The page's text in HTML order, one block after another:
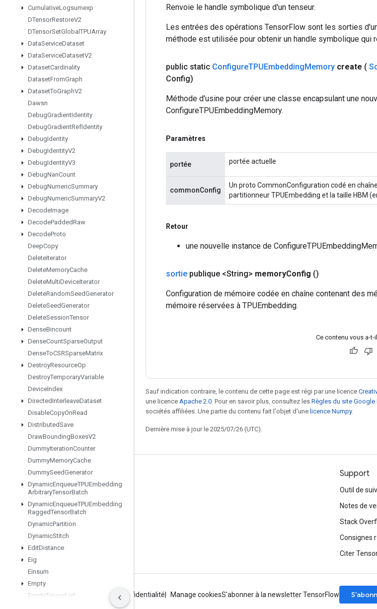
CumulativeLogsumexp
DTensorRestoreV2
DTensorSetGlobal TPUArray
DataServiceDataset
DataServiceDatasetV2
DatasetCardinality
DatasetFromGraph
DatasetToGraphV2
Dawsn
DebugGradientIdentity
DebugGradientRefIdentity
DebugIdentity
DebugIdentityV2
DebugIdentityV3
DebugNanCount
DebugNumericSummary
DebugNumericSummaryV2
DecodeImage
DecodePaddedRaw
DecodeProto
DeepCopy
DeleteIterator
DeleteMemoryCache
DeleteMultiDeviceIterator
DeleteRandomSeedGenerator
DeleteSeedGenerator
DeleteSessionTensor
DenseBincount
DenseCountSparseOutput
DenseToCSRSparseMatrix
DestroyResourceOp
DestroyTemporaryVariable
DeviceIndex
DirectedInterleaveDataset
DisableCopyOnRead
DistributedSave
DrawBoundingBoxesV2
DummyIterationCounter
DummyMemoryCache
DummySeedGenerator
DynamicEnqueueTPUEmbedding
ArbitraryTensorBatch
DynamicEnqueueTPUEmbedding
RaggedTensorBatch
DynamicPartition
DynamicStitch
EditDistance
Eig
Einsum
Empty
EmptyTensorList
Renvoie le handle symbolique d'un tenseur.
Les entrées des opérations TensorFlow sont les sorties
méthode est utilisée pour obtenir un handle symbolique qui
public static ConfigureTPUEmbeddingMemory create (
Config)
Méthode d'usine pour créer une classe encapsulant une
ConfigureTPUEmbeddingMemory.
Paramètres
portée portée actuelle
commonConfig
Un proto CommonConfiguration codé en
partitionneur TPUEmbedding et la taille HBM
Retour
une nouvelle instance de
sortie publique <String> memoryConfig ()
Configuration de mémoire codée en chaîne contenant des
mémoire réservées à TPUEmbedding.
Ce contenu vous a-t-
Sauf indication contraire, le contenu de cette page est régi par une licence
une licence Apache 2.0 . Pour en savoir plus, consultez les Règles du site Google
sociétés affiliées. Une partie du contenu fait l'objet d'une licence Numpy.
Dernière mise à jour le 2025/07/26 (UTC).
Rester connecté
Forum
GitHub
Twitter
Support
Outil de
Notes de
Stack
Consignes
Citer
Conditions d'utilisation Règles de confidentialité Manage cookiesS'abonner à la newsletter TensorFlow